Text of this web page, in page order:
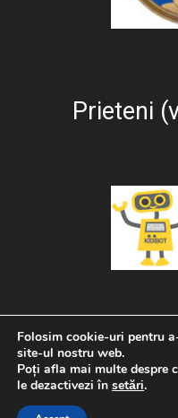
Prieteni
Astrofest Sci-Fi Fest
Despre Știință&Tehnică
Termeni și condiții
Trimite
Folosim cookie-uri pentru
site-ul nostru web.
Poți afla mai multe despre
le dezactivezi în setări.